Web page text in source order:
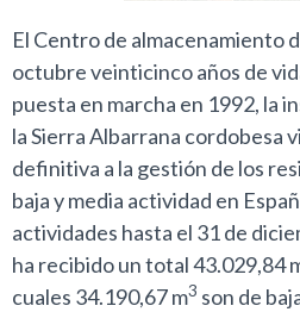
El Centro de almacenamiento
octubre veinticinco años de
puesta en marcha en 1992, la
la Sierra Albarrana cordobesa
definitiva a la gestión de los
baja y media actividad en
actividades hasta el 31 de
ha recibido un total 43.029,84
cuales 34.190,67 m3 son de